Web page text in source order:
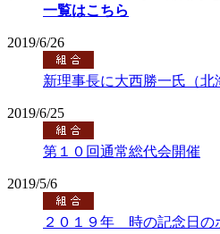
一覧はこちら
2019/6/26
新理事長に大西勝一氏（北
2019/6/25
第１０回通常総代会開催
2019/5/6
２０１９年 時の記念日の